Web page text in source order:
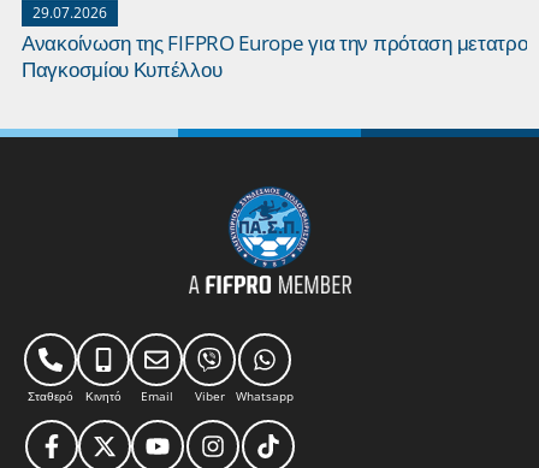
29.07.2026
Ανακοίνωση της FIFPRO Europe για την πρόταση
Παγκοσμίου Κυπέλλου
Σταθερό Κινητό Email Viber Whatsapp